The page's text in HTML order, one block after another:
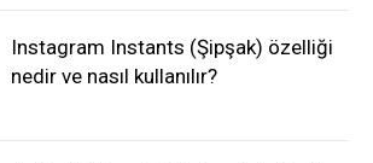
Instagram Instants (Şipşak) özelliği
nedir ve nasıl kullanılır?